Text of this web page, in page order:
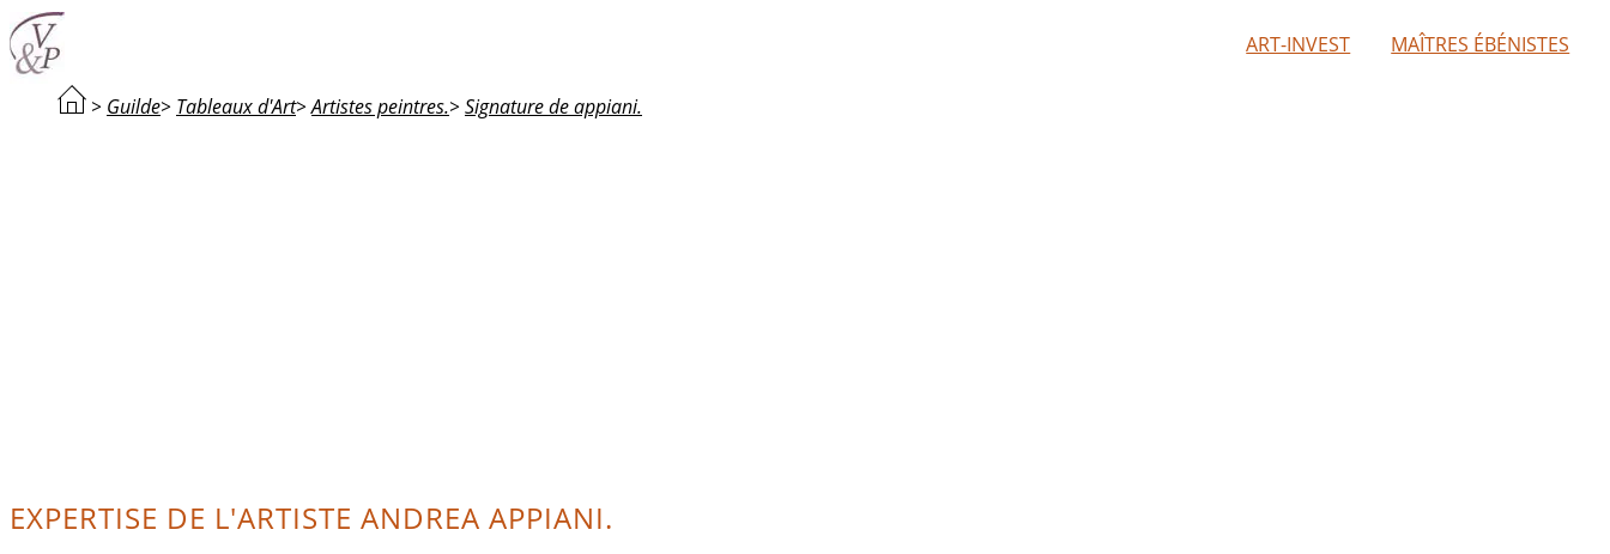
ART-INVEST MAÎTRES ÉBÉNISTES
> Guilde> Tableaux d'Art>Artistes peintres.> Signature de appiani.
EXPERTISE DE L'ARTISTE ANDREA APPIANI.